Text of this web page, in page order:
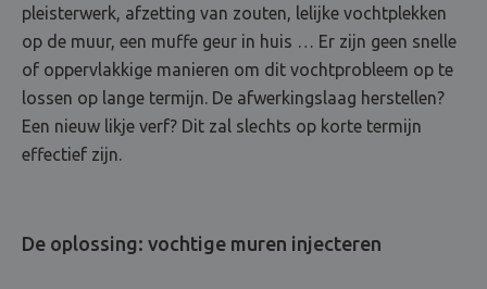
pleisterwerk, afzetting van zouten, lelijke vochtplekken
op de muur, een muffe geur in huis … Er zijn geen snelle
of oppervlakkige manieren om dit vochtprobleem op te
lossen op lange termijn. De afwerkingslaag herstellen?
Een nieuw likje verf? Dit zal slechts op korte termijn
effectief zijn.
De oplossing: vochtige muren injecteren